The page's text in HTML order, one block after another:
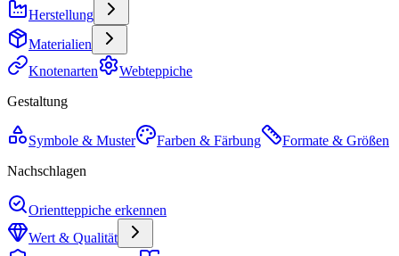
Herstellung
Materialien
Knotenarten
Webteppiche
Gestaltung
Symbole & Muster Farben & Färbung
Formate & Größen
Nachschlagen
Orientteppiche erkennen
Wert & Qualität